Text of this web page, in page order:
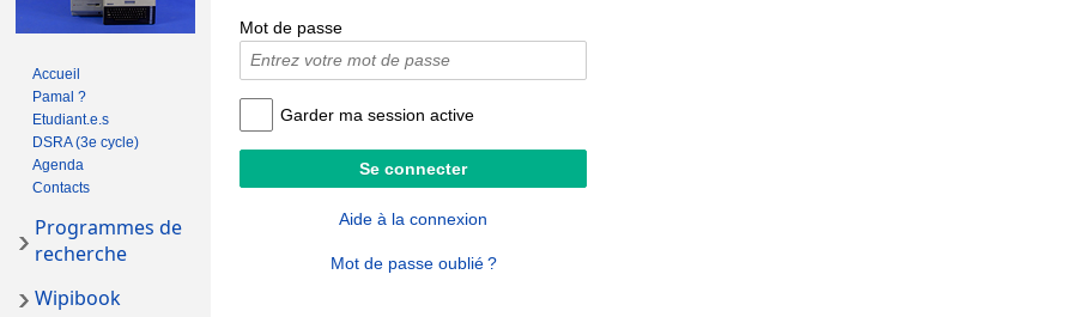
Mot de passe
Garder ma session active
Aide à la connexion
Mot de passe oublié ?
Accueil
Pamal ?
Etudiant.e.s
DSRA (3e cycle)
Agenda
Contacts
Programmes de
recherche
Wipibook